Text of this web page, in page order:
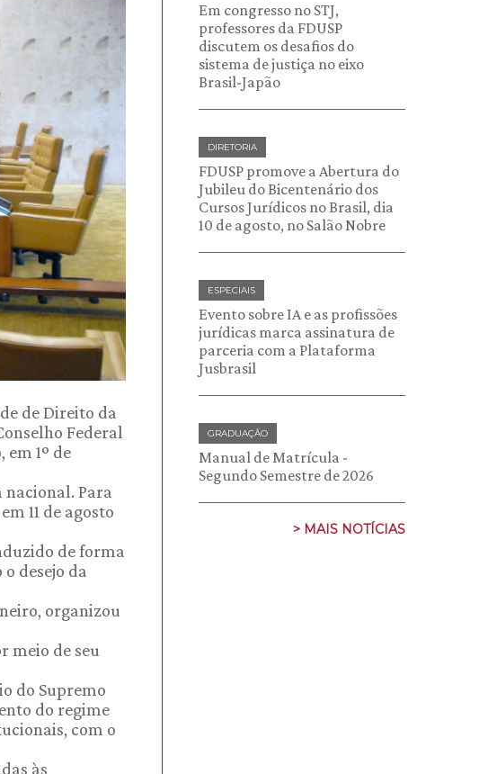
de Direito da
Federal
1º de
Para
11 de agosto
de forma
desejo da
organizou
meio de seu
do Supremo
do regime
com o
às
Em congresso no STJ,
professores da FDUSP
discutem os desafios do
sistema de justiça no eixo
Brasil-Japão
DIRETORIA
FDUSP promove a Abertura do
Jubileu do Bicentenário dos
Cursos Jurídicos no Brasil, dia
10 de agosto, no Salão Nobre
ESPECIAIS
Evento sobre IA e as profissões
jurídicas marca assinatura de
parceria com a Plataforma
Jusbrasil
GRADUAÇÃO
Manual de Matrícula -
Segundo Semestre de 2026
> MAIS NOTÍCIAS